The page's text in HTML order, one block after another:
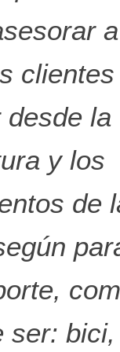
a
desde la
y los
de
ser: bici,